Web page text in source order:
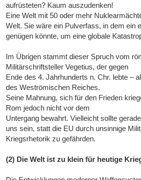
aufrüsteten? Kaum auszudenken!
Eine Welt mit 50 oder mehr
Welt. Sie wäre ein Pulverfass, in dem ein
genügen könnte, um eine globale
Im Übrigen stammt dieser Spruch vom
Militärschriftsteller Vegetius, der gegen
Ende des 4. Jahrhunderts n. Chr. lebte –
des Weströmischen Reiches.
Seine Mahnung, sich für den Frieden
Rom jedoch nicht vor dem
Untergang bewahrt. Vielleicht sollte
uns sein, statt die EU durch unsinnige
Kriegsrhetorik zu gefährden.
(2) Die Welt ist zu klein für heutige